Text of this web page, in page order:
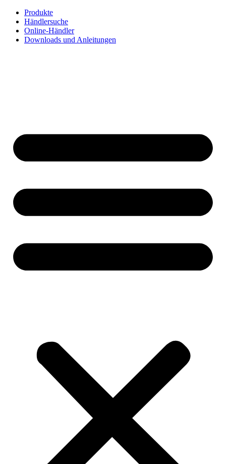
Zum
Inhalt
springen
Produkte
Händlersuche
Online-Händler
Downloads und Anleitungen